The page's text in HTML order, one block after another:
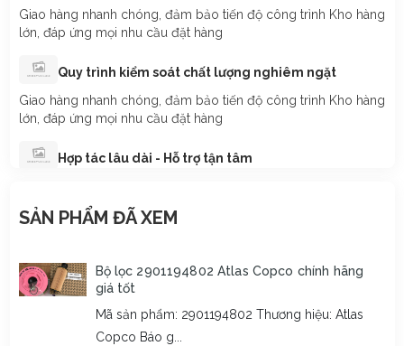
Nguyễn Nhật Hiềnđã mua sản phẩm
Nguyễn Văn Tiếnđã mua sản phẩmThanh thép k-20
Nguyễn Nữ Chi Mai đã mua sản phẩm
Giao hàng nhanh chóng, đảm bảo tiến độ công trình Kho hàng
lớn, đáp ứng mọi nhu cầu đặt hàng
Quy trình kiểm soát chất lượng nghiêm ngặt
Giao hàng nhanh chóng, đảm bảo tiến độ công trình Kho hàng
lớn, đáp ứng mọi nhu cầu đặt hàng
Hợp tác lâu dài - Hỗ trợ tận tâm
cạnh tranh, ưu đãi cho đối tác lâu dài
SẢN PHẨM ĐÃ XEM
Bộ lọc 2901194802 Atlas Copco chính hãng
giá tốt
Mã sản phẩm: 2901194802 Thương hiệu: Atlas
Copco Báo g...